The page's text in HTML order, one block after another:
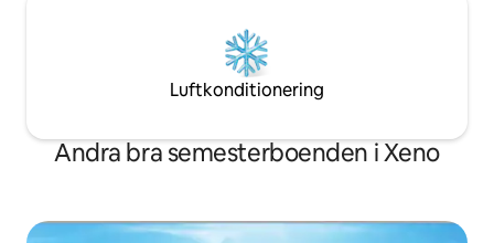
Luftkonditionering
Andra bra semesterboenden i Xeno